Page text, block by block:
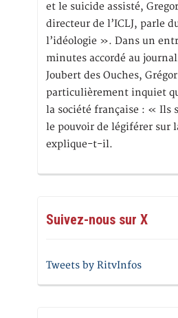
et le suicide assisté,
directeur de l’ICLJ, parle
l’idéologie ». Dans un
minutes accordé au
Joubert des Ouches,
particulièrement inquiet
la société française : « Ils
le pouvoir de légiférer sur
explique-t-il.
Suivez-nous sur X
Tweets by RitvInfos